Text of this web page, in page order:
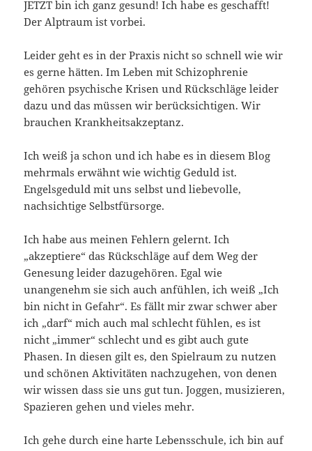
JETZT bin ich ganz gesund! Ich habe es geschafft!
Der Alptraum ist vorbei.
Leider geht es in der Praxis nicht so schnell wie wir
es gerne hätten. Im Leben mit Schizophrenie
gehören psychische Krisen und Rückschläge leider
dazu und das müssen wir berücksichtigen. Wir
brauchen Krankheitsakzeptanz.
Ich weiß ja schon und ich habe es in diesem Blog
mehrmals erwähnt wie wichtig Geduld ist.
Engelsgeduld mit uns selbst und liebevolle,
nachsichtige Selbstfürsorge.
Ich habe aus meinen Fehlern gelernt. Ich
„akzeptiere“ das Rückschläge auf dem Weg der
Genesung leider dazugehören. Egal wie
unangenehm sie sich auch anfühlen, ich weiß „Ich
bin nicht in Gefahr“. Es fällt mir zwar schwer aber
ich „darf“ mich auch mal schlecht fühlen, es ist
nicht „immer“ schlecht und es gibt auch gute
Phasen. In diesen gilt es, den Spielraum zu nutzen
und schönen Aktivitäten nachzugehen, von denen
wir wissen dass sie uns gut tun. Joggen, musizieren,
Spazieren gehen und vieles mehr.
Ich gehe durch eine harte Lebensschule, ich bin auf